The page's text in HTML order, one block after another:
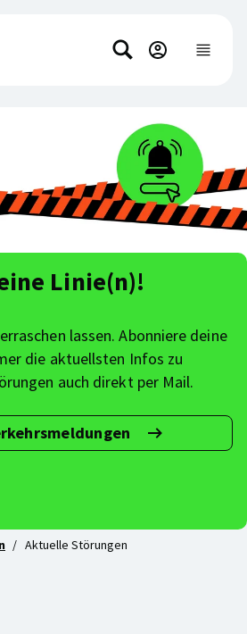
Suchen
Linie(n)!
lassen. Abonniere deine
die aktuellsten Infos zu
auch direkt per Mail.
Abonniere
deine
Aktuelle Störungen